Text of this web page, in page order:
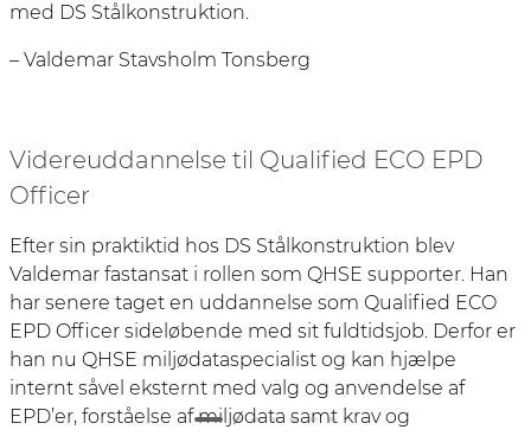
med DS Stålkonstruktion.
– Valdemar Stavsholm Tonsberg
Videreuddannelse til Qualified ECO EPD
Officer
Efter sin praktiktid hos DS Stålkonstruktion blev
Valdemar fastansat i rollen som QHSE supporter. Han
har senere taget en uddannelse som Qualified ECO
EPD Officer sideløbende med sit fuldtidsjob. Derfor er
han nu QHSE miljødataspecialist og kan hjælpe
internt såvel eksternt med valg og anvendelse af
EPD’er, forståelse af miljødata samt krav og